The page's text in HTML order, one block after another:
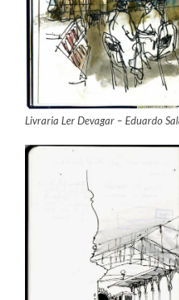
Livraria Ler Devagar – Eduardo